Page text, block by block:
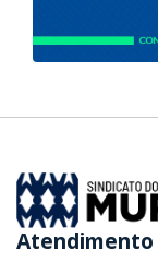
Atendimento